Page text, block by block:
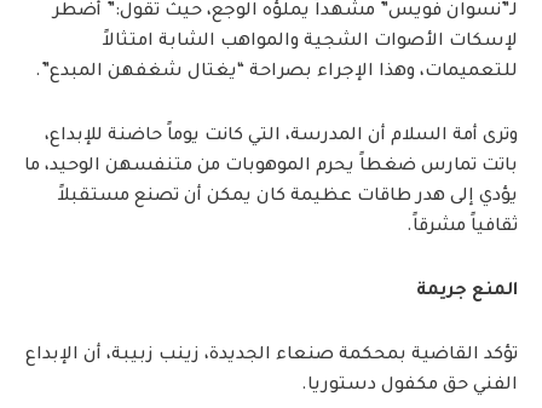
لـ”نسوان فويس” مشهداً يملؤه الوجع، حيث تقول:” أضطر
لإسكات الأصوات الشجية والمواهب الشابة امتثالاً
للتعميمات، وهذا الإجراء بصراحة “يغتال شغفهن المبدع”.
وترى أمة السلام أن المدرسة، التي كانت يوماً حاضنة للإبداع،
باتت تمارس ضغطاً يحرم الموهوبات من متنفسهن الوحيد، ما
يؤدي إلى هدر طاقات عظيمة كان يمكن أن تصنع مستقبلاً
ثقافياً مشرقاً.
المنع جريمة
تؤكد القاضية بمحكمة صنعاء الجديدة، زينب زبيبة، أن الإبداع
الفني حق مكفول دستوريا.